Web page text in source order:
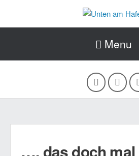
Menu
…. das doch mal